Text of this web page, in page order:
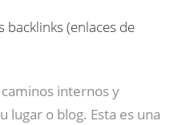
backlinks (enlaces de
internos y
lugar o blog. Esta es una